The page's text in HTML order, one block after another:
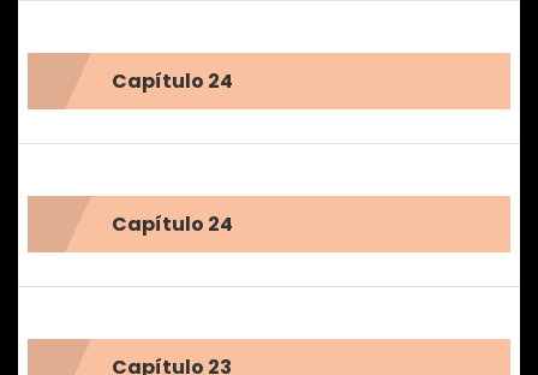
Capítulo 24
Capítulo 24
Capítulo 23